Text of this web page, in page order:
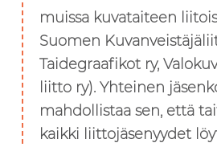
muissa kuvataiteen
Suomen
Taidegraafikot ry,
liitto ry). Yhteinen
mahdollistaa sen, että
kaikki liittojäsenyydet